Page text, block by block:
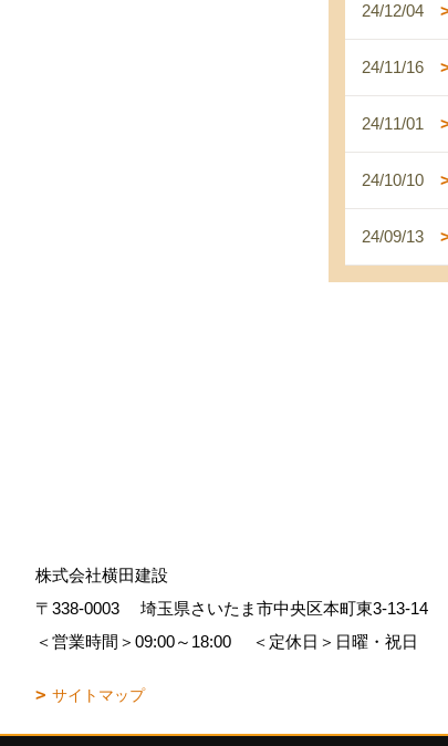
24/12/04
24/11/16
24/11/01
24/10/10
24/09/13
株式会社横田建設
〒338-0003
埼玉県さいたま市中央区本町東3-13-14
＜営業時間＞09:00～18:00
＜定休日＞日曜・祝日
サイトマップ